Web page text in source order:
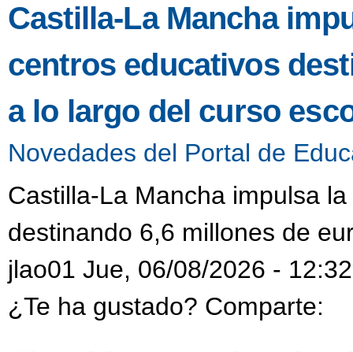
Castilla-La Mancha
centros educativos
a lo largo del curso
Novedades del Portal de
Castilla-La Mancha impulsa
destinando 6,6 millones de
jlao01 Jue, 06/08/2026 - 12:32
¿Te ha gustado? Comparte: